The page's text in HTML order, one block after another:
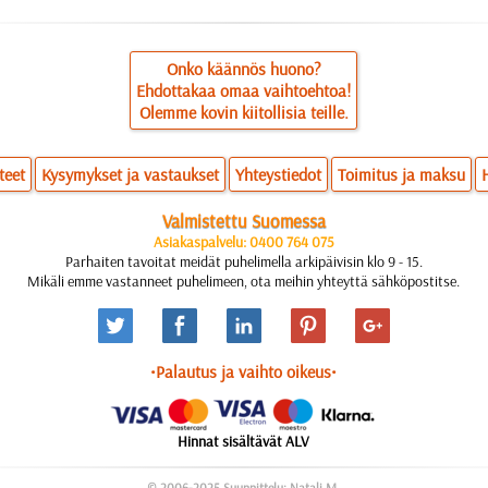
Onko käännös huono?
Ehdottakaa omaa vaihtoehtoa!
Olemme kovin kiitollisia teille.
Kysymykset ja vastaukset Yhteystiedot Toimitus ja maksu
Valmistettu Suomessa
Asiakaspalvelu: 0400 764 075
Parhaiten tavoitat meidät puhelimella arkipäivisin klo 9 - 15.
Mikäli emme vastanneet puhelimeen, ota meihin yhteyttä sähköpostitse.
•Palautus ja vaihto oikeus•
Hinnat sisältävät ALV